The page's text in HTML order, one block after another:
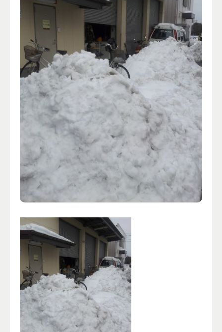
イベント
ブログ
メディア掲載
ユーザーコラム
フォームから お問い合わせする
042-391-3328
営業時間
平日10：00 - 18：00
（土曜・日曜・祝日除く）